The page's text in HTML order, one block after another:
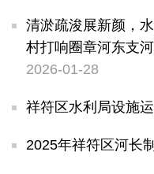
清淤疏浚展新颜，
村打响圈章河东支
2026-01-28
祥符区水利局设施
2025年祥符区河长